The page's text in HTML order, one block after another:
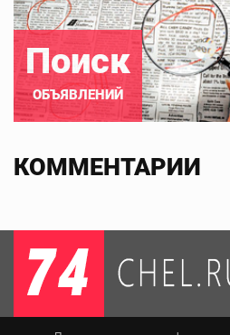
Поиск
ОБЪЯВЛЕНИЙ
КОММЕНТАРИИ